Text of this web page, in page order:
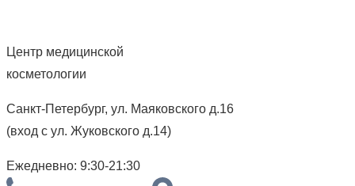
Центр медицинской
косметологии
Санкт-Петербург, ул. Маяковского д.16
(вход с ул. Жуковского д.14)
Ежедневно: 9:30-21:30